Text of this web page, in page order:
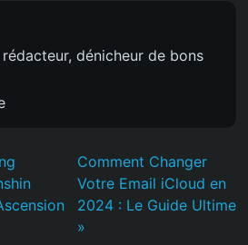
dénicheur de bons
Comment Changer
Votre Email iCloud en
2024 : Le Guide Ultime
»